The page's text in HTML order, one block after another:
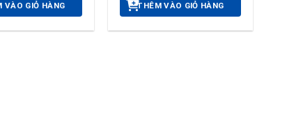
VÀO GIỎ HÀNG THÊM VÀO GIỎ HÀNG